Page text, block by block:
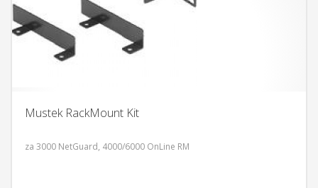
Mustek RackMount Kit
za 3000 NetGuard, 4000/6000 OnLine RM